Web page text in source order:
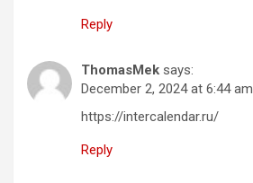
Reply
ThomasMek says:
December 2, 2024 at 6:44 am
https://intercalendar.ru/
Reply